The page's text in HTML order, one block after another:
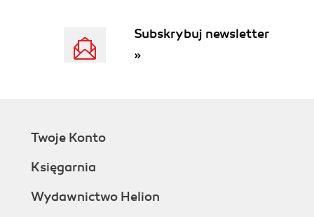
Subskrybuj newsletter
»
Twoje Konto
Księgarnia
Wydawnictwo Helion